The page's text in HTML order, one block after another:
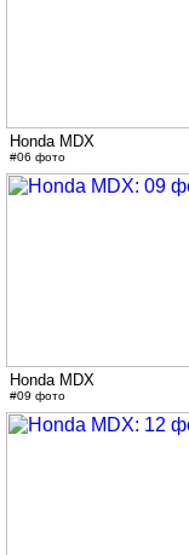
Honda MDX
#06 фото
Honda MDX
#09 фото